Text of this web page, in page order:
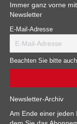
Immer ganz vorne
Newsletter
E-Mail-Adresse
Beachten Sie bitte
Newsletter-Archiv
Am Ende einer jeden